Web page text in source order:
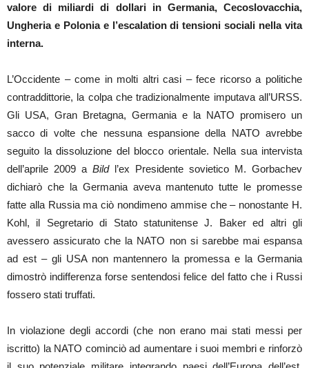
valore di miliardi di dollari in Germania, Cecoslovacchia,
Ungheria e Polonia e l’escalation di tensioni sociali nella vita
interna.
L’Occidente – come in molti altri casi – fece ricorso a politiche
contraddittorie, la colpa che tradizionalmente imputava all’URSS.
Gli USA, Gran Bretagna, Germania e la NATO promisero un
sacco di volte che nessuna espansione della NATO avrebbe
seguito la dissoluzione del blocco orientale. Nella sua intervista
dell’aprile 2009 a Bildl’ex Presidente sovietico M. Gorbachev
dichiarò che la Germania aveva mantenuto tutte le promesse
fatte alla Russia ma ciò nondimeno ammise che – nonostante H.
Kohl, il Segretario di Stato statunitense J. Baker ed altri gli
avessero assicurato che la NATO non si sarebbe mai espansa
ad est – gli USA non mantennero la promessa e la Germania
dimostrò indifferenza forse sentendosi felice del fatto che i Russi
fossero stati truffati.
In violazione degli accordi (che non erano mai stati messi per
iscritto) la NATO cominciò ad aumentare i suoi membri e rinforzò